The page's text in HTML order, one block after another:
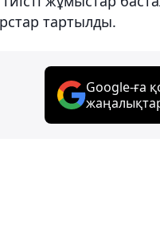
тартылды.
Google-ға